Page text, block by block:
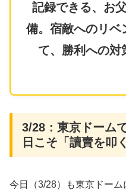
記録できる、お
備。宿敵へのリベ
て、勝利への対
3/28：東京ドーム
日こそ「讀賣を叩
今日（3/28）も東京ドー